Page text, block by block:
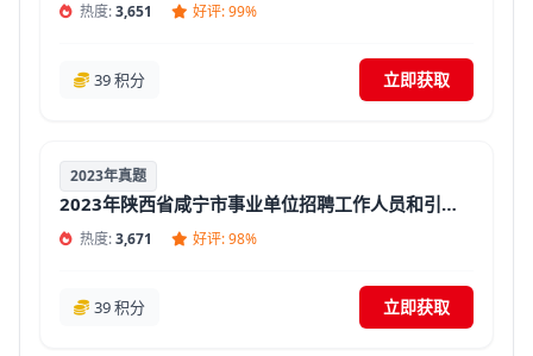
热度:3,651 好评: 99%
39 积分 立即获取
2023年真题
2023年陕西省咸宁市事业单位招聘工作人员和引进人才招聘考试《医学专业知识》真题精选汇总【答案+解析】
热度:3,671 好评: 98%
39 积分 立即获取